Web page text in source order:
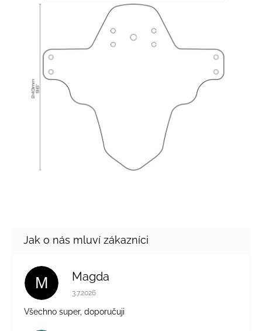
M Magda
Hodnocení obchodu je 5 z 5 hvězdiček.
3.7.2026
Všechno super, doporučuji